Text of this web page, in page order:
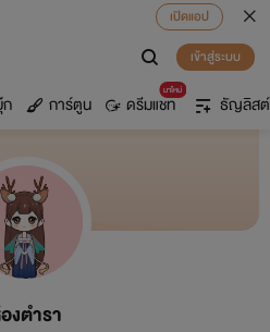
เปิดแอป
เข้าสู่ระบบ
การ์ตูน
มาใหม่
ดรีมแชท ธัญลิสต์
งตำรา